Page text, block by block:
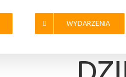
WYDARZENIA